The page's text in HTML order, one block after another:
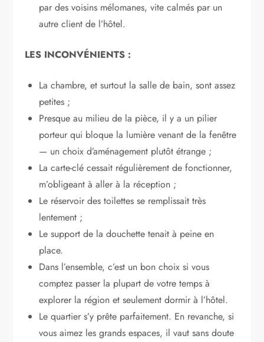
par des voisins mélomanes, vite calmés par un
autre client de l’hôtel.
LES INCONVÉNIENTS :
La chambre, et surtout la salle de bain, sont assez
petites ;
Presque au milieu de la pièce, il y a un pilier
porteur qui bloque la lumière venant de la fenêtre
— un choix d’aménagement plutôt étrange ;
La carte-clé cessait régulièrement de fonctionner,
m’obligeant à aller à la réception ;
Le réservoir des toilettes se remplissait très
lentement ;
Le support de la douchette tenait à peine en
place.
Dans l’ensemble, c’est un bon choix si vous
comptez passer la plupart de votre temps à
explorer la région et seulement dormir à l’hôtel.
Le quartier s’y prête parfaitement. En revanche, si
vous aimez les grands espaces, il vaut sans doute